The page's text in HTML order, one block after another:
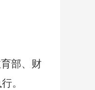
部、财
。